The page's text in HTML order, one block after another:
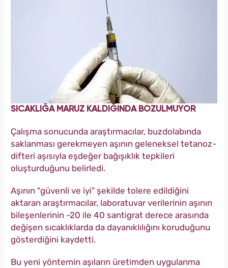
SICAKLIĞA MARUZ KALDIĞINDA BOZULMUYOR
Çalışma sonucunda araştırmacılar, buzdolabında
saklanması gerekmeyen aşının geleneksel tetanoz-
difteri aşısıyla eşdeğer bağışıklık tepkileri
oluşturduğunu belirledi.
Aşının "güvenli ve iyi" şekilde tolere edildiğini
aktaran araştırmacılar, laboratuvar verilerinin aşının
bileşenlerinin -20 ile 40 santigrat derece arasında
değişen sıcaklıklarda da dayanıklılığını koruduğunu
gösterdiğini kaydetti.
Bu yeni yöntemin aşıların üretimden uygulanma